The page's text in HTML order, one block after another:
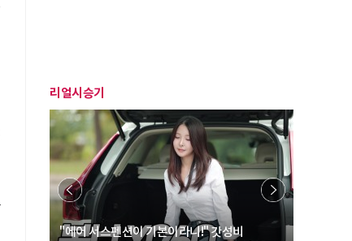
리얼시승기
"에어 서스펜션이 기본이라니!" 갓성비